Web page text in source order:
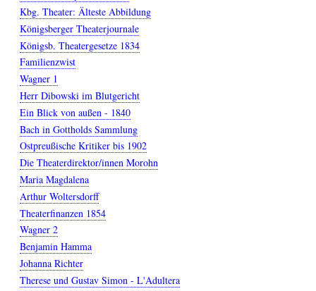
Kbg. Theater: Älteste Abbildung
Königsberger Theaterjournale
Königsb. Theatergesetze 1834
Familienzwist
Wagner 1
Herr Dibowski im Blutgericht
Ein Blick von außen - 1840
Bach in Gottholds Sammlung
Ostpreußische Kritiker bis 1902
Die Theaterdirektor/innen Morohn
Maria Magdalena
Arthur Woltersdorff
Theaterfinanzen 1854
Wagner 2
Benjamin Hamma
Johanna Richter
Therese und Gustav Simon - L'Adultera